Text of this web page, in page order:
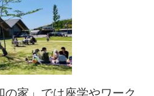
の家」では座学やワーク